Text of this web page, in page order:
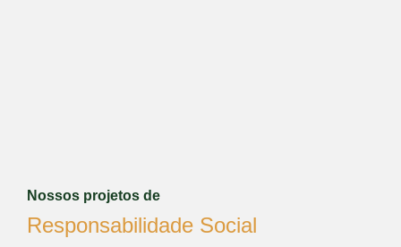
Nossos projetos de
Responsabilidade Social